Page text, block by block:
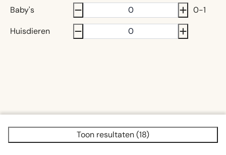
Baby's
0-1
Huisdieren
Toon resultaten (18)